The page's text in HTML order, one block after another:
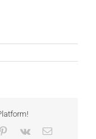
Pinterest
Vk Email